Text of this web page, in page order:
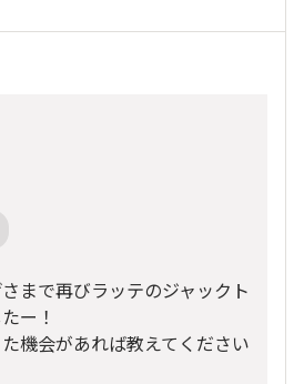
まで再びラッテのジャックト
ー！
機会があれば教えてください